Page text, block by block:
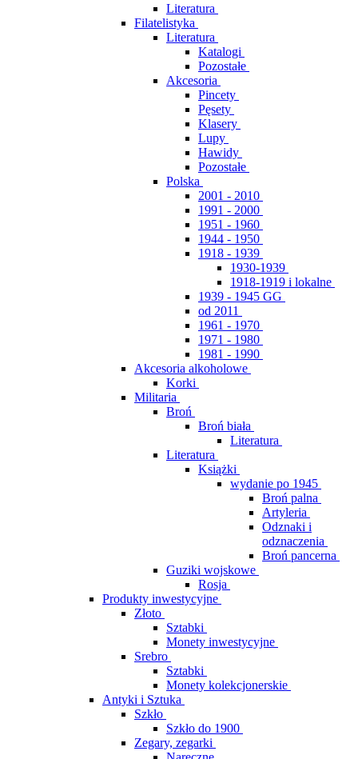
Literatura
Filatelistyka
Literatura
Katalogi
Pozostałe
Akcesoria
Pincety
Pęsety
Klasery
Lupy
Hawidy
Pozostałe
Polska
2001 - 2010
1991 - 2000
1951 - 1960
1944 - 1950
1918 - 1939
1930-1939
1918-1919 i lokalne
1939 - 1945 GG
od 2011
1961 - 1970
1971 - 1980
1981 - 1990
Akcesoria alkoholowe
Korki
Militaria
Broń
Broń biała
Literatura
Literatura
Książki
wydanie po 1945
Broń palna
Artyleria
Odznaki i
odznaczenia
Broń pancerna
Guziki wojskowe
Rosja
Produkty inwestycyjne
Złoto
Sztabki
Monety inwestycyjne
Srebro
Sztabki
Monety kolekcjonerskie
Antyki i Sztuka
Szkło
Szkło do 1900
Zegary, zegarki